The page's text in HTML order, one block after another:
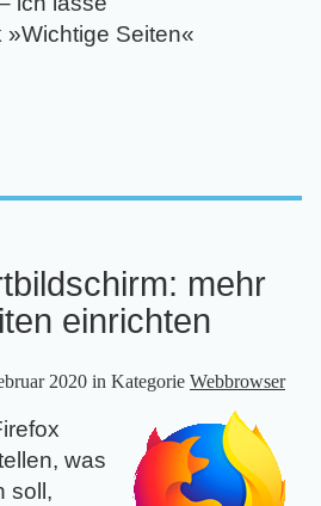
»Wichtige Seiten«
mehr
einrichten
2020 in Kategorie Webbrowser
was
soll,